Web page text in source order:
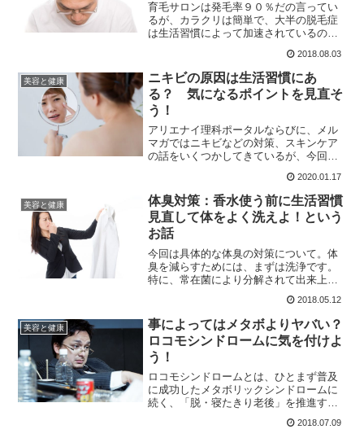
育毛サロンは発毛率９０％だの言ってい
るが、カラクリは簡単で、大半の脱毛症
は生活習慣によって加速されているの
少悪化の速度が「マシ」になる。この程
度の事であれば、ご家庭レベルで可能で
す。
2018.08.03
美容と健康
ニキビの原因は生活習慣にあ
る？ 気になるポイントを見直そ
う！
アリエナイ理科ポータルならびに、メル
マガではニキビなどの対策、スキンケア
の話をいくつかしてきているが、今回は
と思います。処方薬に良い薬はあるもの
の、生活習慣が良くないと繰り返すこと
もあるので、大事です。
2020.01.17
美容と健康
体臭対策：香水使う前に生活習慣
見直して体をよく洗えよ！という
お話
今回は具体的な体臭の対策について。体
臭を減らすためには、まずは洗浄です。
特に、常在菌により分解されて出来上が
を綺麗にしてしまえばいいわけです。
2018.05.12
美容と健康
事によってはメタボよりヤバい？
ロコモシンドロームに気を付けよ
う！
ロコモシンドロームとは、ひとまず普及
に成功したメタボリックシンドロームに
続く、「脱・寝たきり老後」を推進する
ちで目にするようになっている言葉。正
2018.07.09